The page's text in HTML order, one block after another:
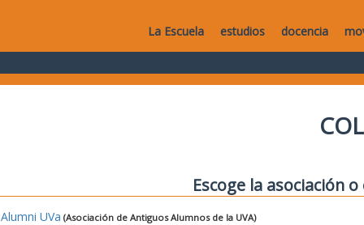
La Escuela estudios docencia
Escoge la asociación
Alumni UVa (Asociación de Antiguos Alumnos de la UVA)